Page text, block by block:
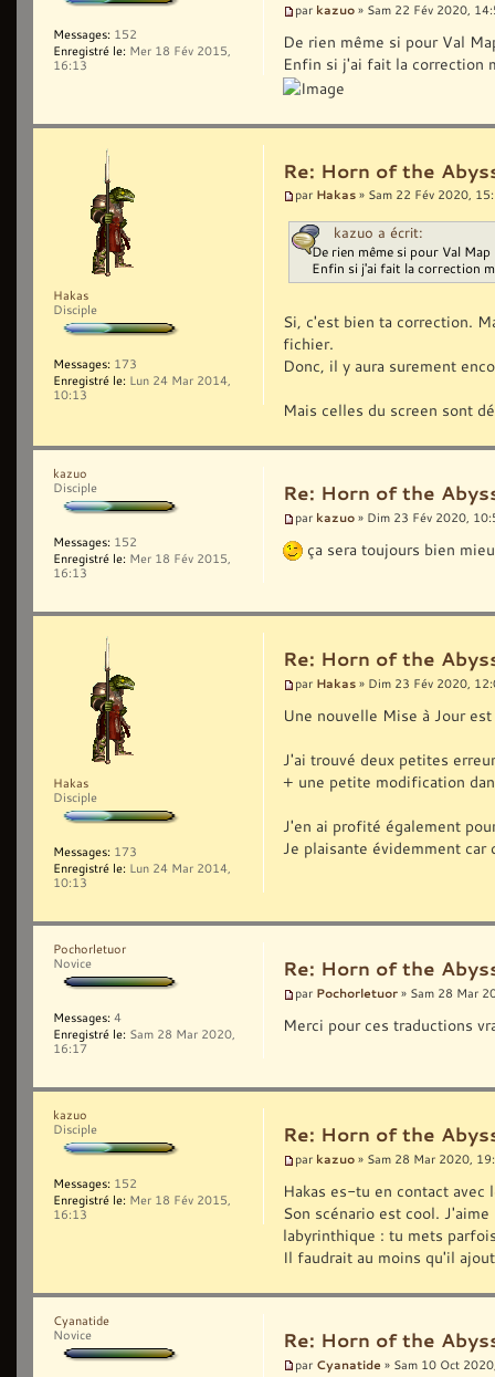
par kazuo » Sam 22 Fév 2020,
De rien même si pour Val
Enfin si j'ai fait la correction
Messages: 152
Enregistré le: Mer 18 Fév 2015,
16:13
Re: Horn of the
par Hakas » Sam 22 Fév 2020,
kazuo a écrit:
De rien même si pour Val
Enfin si j'ai fait la correction
Si, c'est bien ta correction.
fichier.
Donc, il y aura surement
Mais celles du screen sont
Hakas
Disciple
Messages: 173
Enregistré le: Lun 24 Mar 2014,
10:13
Re: Horn of the
par kazuo » Dim 23 Fév 2020,
ça sera toujours bien
kazuo
Disciple
Messages: 152
Enregistré le: Mer 18 Fév 2015,
16:13
Re: Horn of the
par Hakas » Dim 23 Fév 2020,
Une nouvelle Mise à Jour
J'ai trouvé deux petites
+ une petite modification
J'en ai profité également
Je plaisante évidemment
Hakas
Disciple
Messages: 173
Enregistré le: Lun 24 Mar 2014,
10:13
Re: Horn of the
par Pochorletuor » Sam 28 Mar
Merci pour ces traductions
Pochorletuor
Novice
Messages: 4
Enregistré le: Sam 28 Mar 2020,
16:17
Re: Horn of the
par kazuo » Sam 28 Mar 2020,
Hakas es-tu en contact avec
Son scénario est cool.
labyrinthique : tu mets
Il faudrait au moins qu'il
kazuo
Disciple
Messages: 152
Enregistré le: Mer 18 Fév 2015,
16:13
Re: Horn of the
par Cyanatide » Sam 10 Oct
Cyanatide
Novice